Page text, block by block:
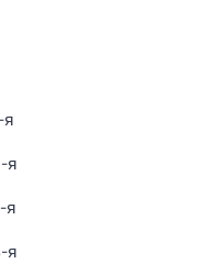
я
я
я
я